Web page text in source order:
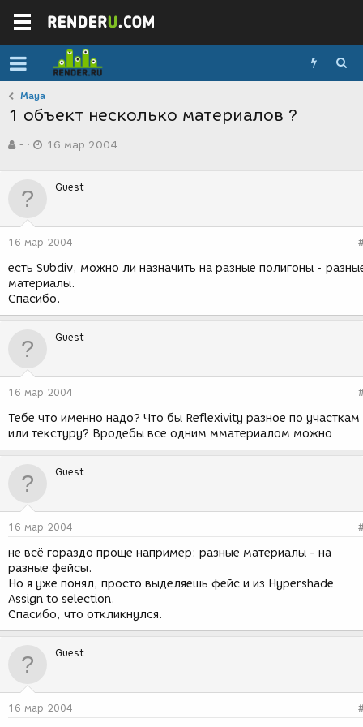
Maya
1 объект несколько материалов ?
в
р
м
-
а
д
н
и
я
16 мар 2004
Guest
16 мар 2004
есть Subdiv, можно ли назначить на разные полигоны -
материалы.
Спасибо.
Guest
16 мар 2004
Тебе что именно надо? Что бы Reflexivity разное по участкам
или текстуру? Вродебы все одним мматериалом можно
Guest
16 мар 2004
не всё гораздо проще например: разные материалы - на
разные фейсы.
Но я уже понял, просто выделяешь фейс и из Hypershade
Assign to selection.
Спасибо, что откликнулся.
Guest
16 мар 2004